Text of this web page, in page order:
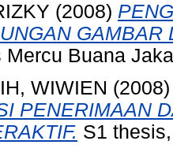
(2008)
GAMBAR
Mercu Buana
WIWIEN
PENERIMAAN
S1